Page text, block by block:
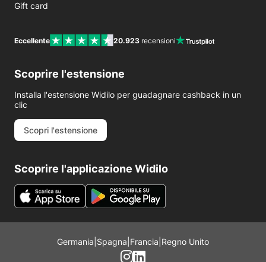
Gift card
Eccellente 20.923 recensioni
Scoprire l'estensione
Installa l'estensione Widilo per guadagnare cashback in un
clic
Scopri l'estensione
Scoprire l'applicazione Widilo
Germania Spagna Francia Regno Unito